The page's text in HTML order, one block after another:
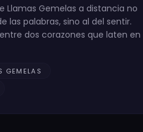
Llamas Gemelas a distancia no
las palabras, sino al del sentir.
dos corazones que laten en
GEMELAS